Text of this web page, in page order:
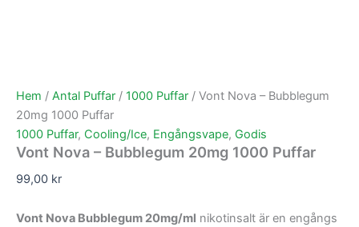
Hem / Antal Puffar / 1000 Puffar / Vont Nova – Bubblegum
20mg 1000 Puffar
1000 Puffar, Cooling/Ice, Engångsvape, Godis
Vont Nova – Bubblegum 20mg 1000 Puffar
99,00 kr
Vont Nova Bubblegum 20mg/ml nikotinsalt är en engångs